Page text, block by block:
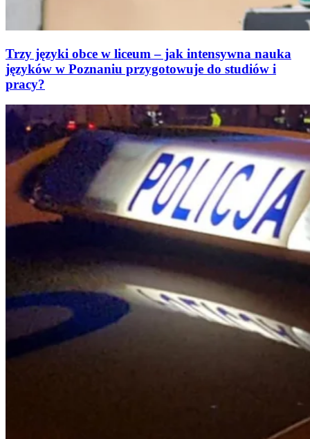
Trzy języki obce w liceum – jak intensywna nauka
języków w Poznaniu przygotowuje do studiów i
pracy?